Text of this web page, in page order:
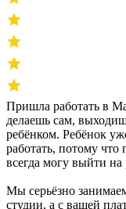
Пришла работать в
делаешь сам,
ребёнком. Ребёнок
работать, потому что
всегда могу выйти на
Мы серьёзно
студии, а с вашей